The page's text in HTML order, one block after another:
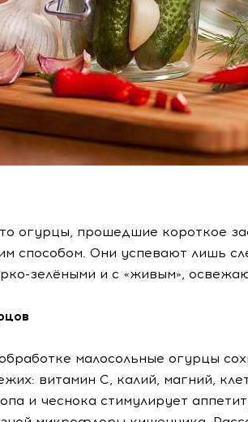
огурцы, прошедшие короткое
способом. Они успевают лишь
зелёными и с «живым»,
малосольные огурцы
витамин С, калий, магний,
и чеснока стимулирует